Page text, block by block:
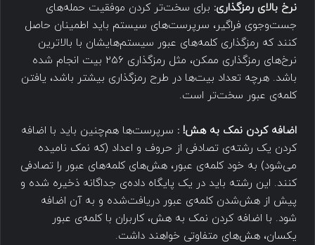
نرخ بالای رمزگذاری: برای سخت‌تر کردن موفقیت حمله‌های
جست‌وجوی فراگیر، سرپرست‌های سیستم باید اطمینان حاصل
کنند که رمزگذاری کلمه‌های عبور سیستم‌هایشان با بالاترین
نرخ‌های رمزگذاری ممکن، مثل رمزگذاری 256 بیت انجام شده
باشد. هرچه تعداد بیت‌ها در طرح رمزگذاری بیشتر باشد، یافتن
کلمه‌ی عبور سخت‌تر است.
اضافه کردن نمک به هش! : سرپرست‌ها هم‌چنین باید با اضافه
کردن یک رشته‌ی تصادفی از حروف و اعداد (که نمک نامیده‌
می‌شود) به خود کلمه‌ی عبور، هش‌های کلمه‌های عبور را تصادفی
کنند. این رشته باید در یک پایگاه داده‌ی جداگانه ذخیره شده و
پیش از هش‌شدن کلمه‌ی عبور دریافت‌شده و به آن اضافه
شود. با اضافه کردن نمک به هش، کاربران با کلمه‌ی عبور
یکسان، هش‌های متفاوتی خواهند داشت.